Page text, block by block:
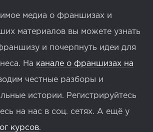
медиа о франшизах и
материалов вы можете узнать
и почерпнуть идеи для
На канале о франшизах на
честные разборы и
истории. Регистрируйтесь
на нас в соц. сетях. А ещё у
курсов.